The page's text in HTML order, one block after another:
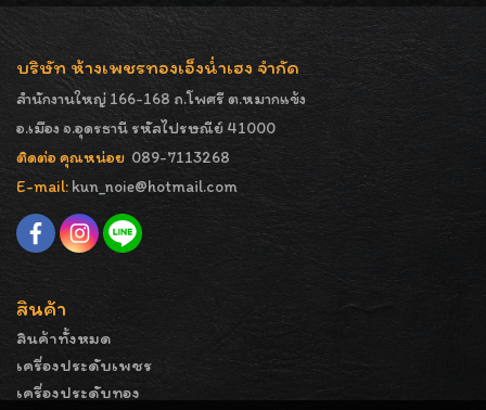
บริษัท ห้างเพชรทองเอ็งน่ำเฮง จำกัด
สำนักงานใหญ่ 166-168 ถ.โพศรี ต.หมากแข้ง
อ.เมือง จ.อุดรธานี รหัสไปรษณีย์ 41000
ติดต่อ คุณหน่อย 089-7113268
E-mail: kun_noie@hotmail.com
สินค้า
สินค้าทั้งหมด
เครื่องประดับเพชร
เครื่องประดับทอง